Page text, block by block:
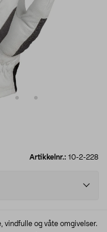
Artikkelnr.: 10-2-228
vindfulle og våte omgivelser.